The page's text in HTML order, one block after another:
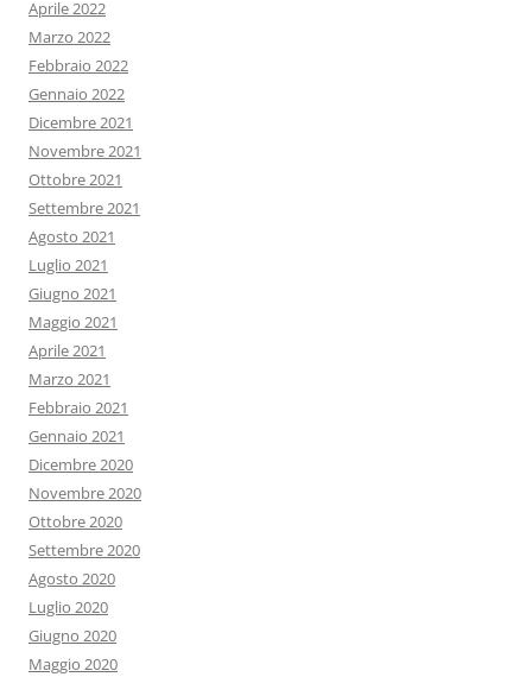
Aprile 2022
Marzo 2022
Febbraio 2022
Gennaio 2022
Dicembre 2021
Novembre 2021
Ottobre 2021
Settembre 2021
Agosto 2021
Luglio 2021
Giugno 2021
Maggio 2021
Aprile 2021
Marzo 2021
Febbraio 2021
Gennaio 2021
Dicembre 2020
Novembre 2020
Ottobre 2020
Settembre 2020
Agosto 2020
Luglio 2020
Giugno 2020
Maggio 2020